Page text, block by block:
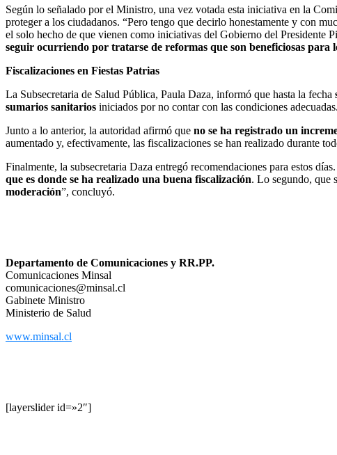
Según lo señalado por el Ministro, una vez votada esta iniciativa en la
proteger a los ciudadanos. “Pero tengo que decirlo honestamente y con
el solo hecho de que vienen como iniciativas del Gobierno del Presidente
seguir ocurriendo por tratarse de reformas que son beneficiosas para
Fiscalizaciones en Fiestas Patrias
La Subsecretaria de Salud Pública, Paula Daza, informó que hasta la fecha
sumarios sanitarios iniciados por no contar con las condiciones adecuadas.
Junto a lo anterior, la autoridad afirmó que no se ha registrado un
aumentado y, efectivamente, las fiscalizaciones se han realizado durante
Finalmente, la subsecretaria Daza entregó recomendaciones para estos
que es donde se ha realizado una buena fiscalización. Lo segundo, que
moderación”, concluyó.
Departamento de Comunicaciones y RR.PP.
Comunicaciones Minsal
comunicaciones@minsal.cl
Gabinete Ministro
Ministerio de Salud
www.minsal.cl
[layerslider id=»2″]